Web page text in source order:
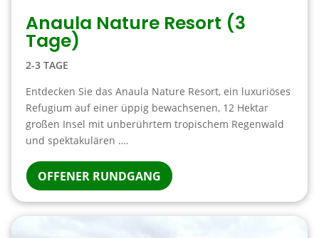
Anaula Nature Resort (3
Tage)
2-3 TAGE
Entdecken Sie das Anaula Nature Resort, ein luxuriöses
Refugium auf einer üppig bewachsenen, 12 Hektar
großen Insel mit unberührtem tropischem Regenwald
und spektakulären ….
OFFENER RUNDGANG